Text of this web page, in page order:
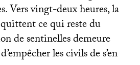
Vers vingt-deux heures, la
quittent ce qui reste du
de sentinelles demeure
les civils de s’en